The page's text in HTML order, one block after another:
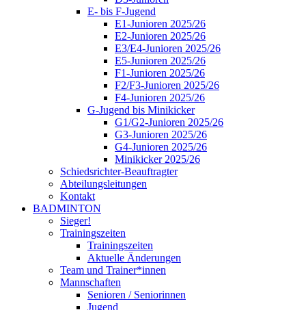
E- bis F-Jugend
E1-Junioren 2025/26
E2-Junioren 2025/26
E3/E4-Junioren 2025/26
E5-Junioren 2025/26
F1-Junioren 2025/26
F2/F3-Junioren 2025/26
F4-Junioren 2025/26
G-Jugend bis Minikicker
G1/G2-Junioren 2025/26
G3-Junioren 2025/26
G4-Junioren 2025/26
Minikicker 2025/26
Schiedsrichter-Beauftragter
Abteilungsleitungen
Kontakt
BADMINTON
Sieger!
Trainingszeiten
Trainingszeiten
Aktuelle Änderungen
Team und Trainer*innen
Mannschaften
Senioren / Seniorinnen
Jugend